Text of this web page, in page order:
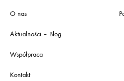
O nas
Aktualności – Blog
Współpraca
Kontakt